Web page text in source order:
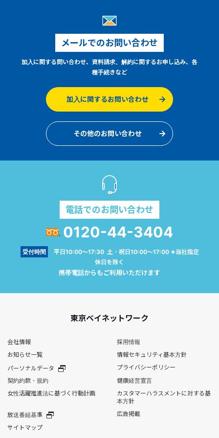
メールでのお問い合わせ
加入に関する問い合わせ、資料請求、解約に関するお申し込み、各
種手続きなど
加入に関するお問い合わせ
その他のお問い合わせ
電話でのお問い合わせ
0120-44-3404
受付時間
平日10:00～17:30 土・祝日10:00～17:00 ※当社指定
休日を除く
携帯電話からもご利用いただけます
東京ベイネットワーク
会社情報
採用情報
お知らせ一覧
情報セキュリティ基本方針
パーソナルデータ
プライバシーポリシー
契約約款・規約
健康経営宣言
女性活躍推進法に基づく行動計画
カスタマーハラスメントに対する基
本方針
放送番組基準
広告掲載
サイトマップ